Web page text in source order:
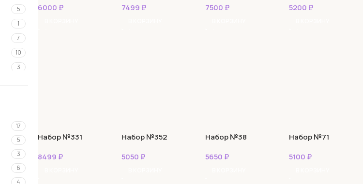
5
1
7
10
3
1
1
17
5
3
6
4
6000 ₽
7499 ₽
7500 ₽
5200 ₽
Набор №331
8499 ₽
Набор №352
5050 ₽
Набор №38
5650 ₽
Набор №71
5100 ₽